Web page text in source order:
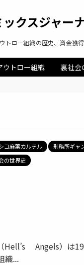
ックスジャー
トロー組織の歴史、資金獲
ウトロー組織 裏社会
コ麻薬カルテル
刑務所ギャ
の世界史
Hell’s Angels）は
織...